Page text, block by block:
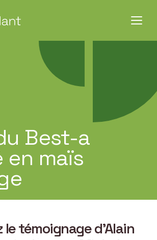
Best-a
en maïs
le témoignage d’Alain